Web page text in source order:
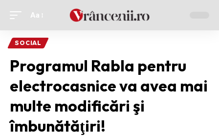
Ajustor
font
Aa
SOCIAL
Programul Rabla pentru
electrocasnice va avea mai
multe modificări şi
îmbunătăţiri!